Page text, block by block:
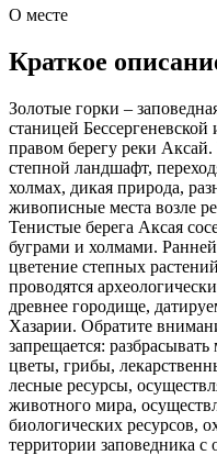
О месте
Краткое
Золотые горки –
станицей
правом берегу реки
степной ландшафт,
холмах, дикая природа,
живописные места возле
Тенистые берега Аксая
буграми и холмами.
цветение степных
проводятся
древнее городище,
Хазарии. Обратите
запрещается:
цветы, грибы,
лесные ресурсы,
животного мира,
биологических ресурсов,
территории заповедника с